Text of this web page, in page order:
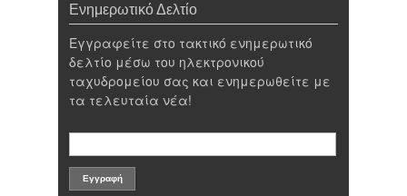
Ενημερωτικό Δελτίο
Εγγραφείτε στο τακτικό ενημερωτικό
δελτίο μέσω του ηλεκτρονικού
ταχυδρομείου σας και ενημερωθείτε με
τα τελευταία νέα!